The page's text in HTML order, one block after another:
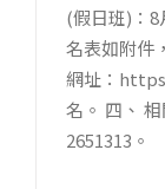
(假日班)：8
名表如附件
網址：
名。 四、
2651313。